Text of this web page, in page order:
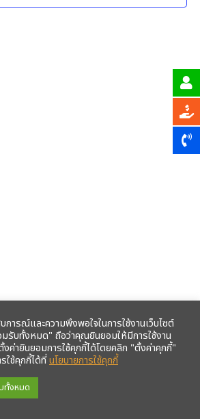
สหกรณ์ฯ ผ่าน LINE ก่อนใคร คลิก!
การณ์และความพึงพอใจในการใช้งานเว็บไซต์
รับทั้งหมด" ถือว่าคุณยินยอมให้มีการใช้งาน
ค่ายินยอมการใช้คุกกี้ได้โดยคลิก "ตั้งค่าคุกกี้"
ใช้คุกกี้ได้ที่นโยบายการใช้คุกกี้
ทั้งหมด